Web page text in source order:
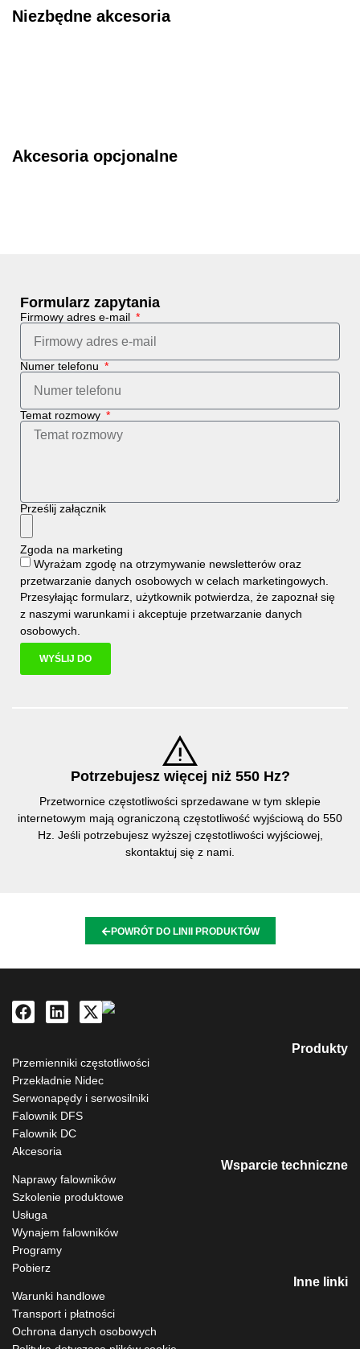
Niezbędne akcesoria
Akcesoria opcjonalne
Formularz zapytania
Firmowy adres e-mail
Numer telefonu
Temat rozmowy
Prześlij załącznik
Zgoda na marketing
Wyrażam zgodę na otrzymywanie newsletterów oraz
przetwarzanie danych osobowych w celach marketingowych.
Przesyłając formularz, użytkownik potwierdza, że zapoznał się
z naszymi warunkami i akceptuje przetwarzanie danych
osobowych
WYŚLIJ DO
Potrzebujesz więcej niż 550 Hz?
Przetwornice częstotliwości sprzedawane w tym sklepie
internetowym mają ograniczoną częstotliwość wyjściową do 550
Hz. Jeśli potrzebujesz wyższej częstotliwości wyjściowej,
skontaktuj się z nami.
POWRÓT DO LINII PRODUKTÓW
Produkty
Przemienniki częstotliwości
Przekładnie Nidec
Serwonapędy i serwosilniki
Falownik DFS
Falownik DC
Akcesoria
Wsparcie techniczne
Naprawy falowników
Szkolenie produktowe
Usługa
Wynajem falowników
Programy
Pobierz
Inne linki
Warunki handlowe
Transport i płatności
Ochrona danych osobowych